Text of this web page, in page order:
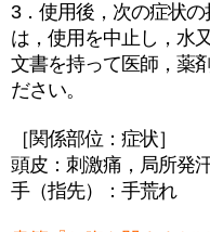
3．使用後，次の症状
は，使用を中止し，水
文書を持って医師，薬
ださい。
［関係部位：症状］
頭皮：刺激痛，局所発
手（指先）：手荒れ